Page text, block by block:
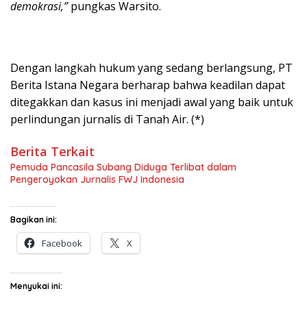
demokrasi,”pungkas Warsito.
Dengan langkah hukum yang sedang berlangsung, PT
Berita Istana Negara berharap bahwa keadilan dapat
ditegakkan dan kasus ini menjadi awal yang baik untuk
perlindungan jurnalis di Tanah Air. (*)
Berita Terkait
Pemuda Pancasila Subang Diduga Terlibat dalam
Pengeroyokan Jurnalis FWJ Indonesia
Bagikan ini:
Facebook X
Menyukai ini: